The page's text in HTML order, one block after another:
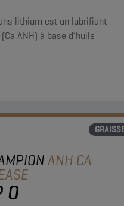
lithium est un lubrifiant
ANH) à base d’huile
ANH CA
0